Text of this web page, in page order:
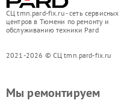
СЦ tmn.pard-fix.ru - сеть сервисных
центров в Тюмени по ремонту и
обслуживанию техники Pard
2021-2026 © СЦ tmn.pard-fix.ru
Мы ремонтируем